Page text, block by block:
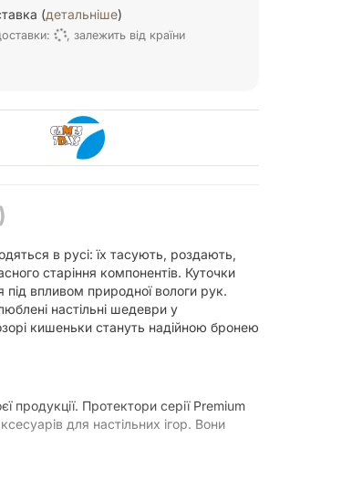
(детальніше)
, залежить від країни
в русі: їх тасують, роздають,
старіння компонентів. Куточки
впливом природної вологи рук.
настільні шедеври у
кишеньки стануть надійною бронею
продукції. Протектори серії Premium
для настільних ігор. Вони